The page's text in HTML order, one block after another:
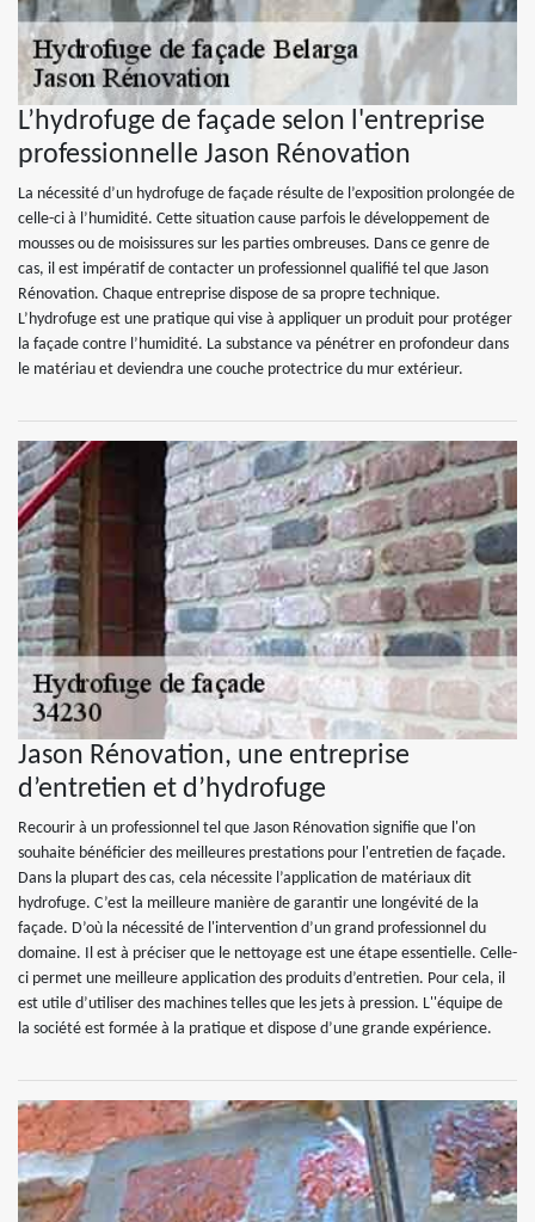
L’hydrofuge de façade selon l'entreprise
professionnelle Jason Rénovation
La nécessité d’un hydrofuge de façade résulte de l’exposition prolongée de
celle-ci à l’humidité. Cette situation cause parfois le développement de
mousses ou de moisissures sur les parties ombreuses. Dans ce genre de
cas, il est impératif de contacter un professionnel qualifié tel que Jason
Rénovation. Chaque entreprise dispose de sa propre technique.
L’hydrofuge est une pratique qui vise à appliquer un produit pour protéger
la façade contre l’humidité. La substance va pénétrer en profondeur dans
le matériau et deviendra une couche protectrice du mur extérieur.
Jason Rénovation, une entreprise
d’entretien et d’hydrofuge
Recourir à un professionnel tel que Jason Rénovation signifie que l'on
souhaite bénéficier des meilleures prestations pour l'entretien de façade.
Dans la plupart des cas, cela nécessite l’application de matériaux dit
hydrofuge. C’est la meilleure manière de garantir une longévité de la
façade. D’où la nécessité de l'intervention d’un grand professionnel du
domaine. Il est à préciser que le nettoyage est une étape essentielle. Celle-
ci permet une meilleure application des produits d’entretien. Pour cela, il
est utile d’utiliser des machines telles que les jets à pression. L''équipe de
la société est formée à la pratique et dispose d’une grande expérience.